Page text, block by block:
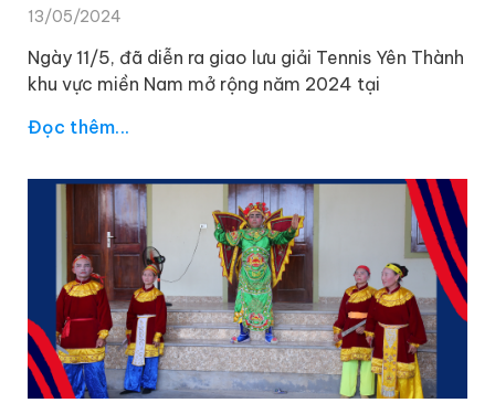
13/05/2024
Ngày 11/5, đã diễn ra giao lưu giải Tennis Yên Thành
khu vực miền Nam mở rộng năm 2024 tại
Đọc thêm...